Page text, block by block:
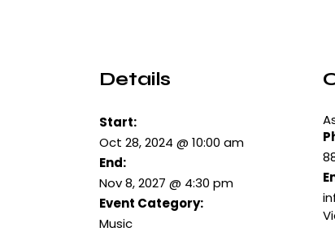
Details
Start:
Oct 28, 2024 @ 10:00 am
End:
Nov 8, 2027 @ 4:30 pm
Event Category:
Music